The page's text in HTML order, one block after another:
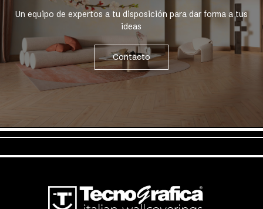
Un equipo de expertos a tu disposición para dar forma a tus
ideas
Contacto